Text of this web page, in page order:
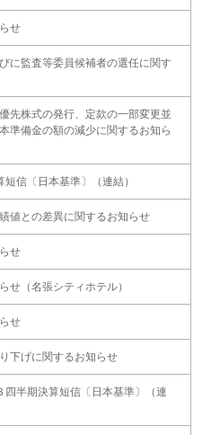
せ
に監査等委員候補者の選任に関す
先株式の発行、定款の一部変更並
準備金の額の減少に関するお知ら
信〔日本基準〕（連結）
値との差異に関するお知らせ
せ
せ（名張シティホテル）
せ
下げに関するお知らせ
四半期決算短信〔日本基準〕（連